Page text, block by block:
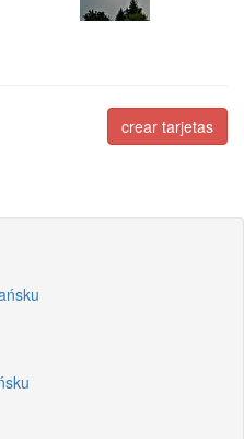
crear tarjetas